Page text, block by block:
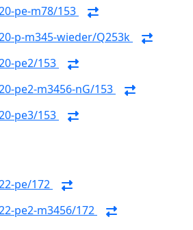
pe-m78/153
p-m345-wieder/Q253k
pe2/153
pe2-m3456-nG/153
pe3/153
pe/172
pe2-m3456/172